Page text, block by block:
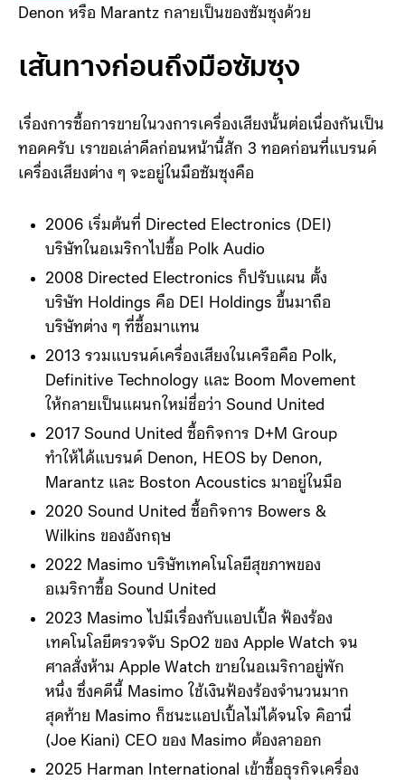
Denon หรือ Marantz กลายเป็นของซัมซุงด้วย
เส้นทางก่อนถึงมือซัมซุง
เรื่องการซื้อการขายในวงการเครื่องเสียงนั้นต่อเนื่องกันเป็น
ทอดครับ เราขอเล่าดีลก่อนหน้านี้สัก 3 ทอดก่อนที่แบรนด์
เครื่องเสียงต่าง ๆ จะอยู่ในมือซัมซุงคือ
2006 เริ่มต้นที่ Directed Electronics (DEI)
บริษัทในอเมริกาไปซื้อ Polk Audio
2008 Directed Electronics ก็ปรับแผน ตั้ง
บริษัท Holdings คือ DEI Holdings ขึ้นมาถือ
บริษัทต่าง ๆ ที่ซื้อมาแทน
2013 รวมแบรนด์เครื่องเสียงในเครือคือ Polk,
Definitive Technology และ Boom Movement
ให้กลายเป็นแผนกใหม่ชื่อว่า Sound United
2017 Sound United ซื้อกิจการ D+M Group
ทำให้ได้แบรนด์ Denon, HEOS by Denon,
Marantz และ Boston Acoustics มาอยู่ในมือ
2020 Sound United ซื้อกิจการ Bowers &
Wilkins ของอังกฤษ
2022 Masimo บริษัทเทคโนโลยีสุขภาพของ
อเมริกาซื้อ Sound United
2023 Masimo ไปมีเรื่องกับแอปเปิ้ล ฟ้องร้อง
เทคโนโลยีตรวจจับ SpO2 ของ Apple Watch จน
ศาลสั่งห้าม Apple Watch ขายในอเมริกาอยู่พัก
หนึ่ง ซึ่งคดีนี้ Masimo ใช้เงินฟ้องร้องจำนวนมาก
สุดท้าย Masimo ก็ชนะแอปเปิ้ลไม่ได้จนโจ คิอานี่
(Joe Kiani) CEO ของ Masimo ต้องลาออก
2025 Harman International เข้าซื้อธุรกิจเครื่อง